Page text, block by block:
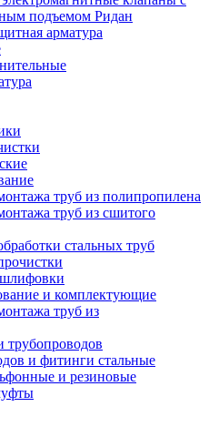
подъемом Ридан
арматура
труб из полипропилена
труб из сшитого
стальных труб
и комплектующие
труб из
трубопроводов
и фитинги стальные
и резиновые